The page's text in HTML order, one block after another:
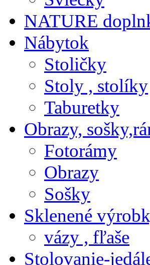
NATURE
Nábytok
Stoličky
Stoly , stolíky
Taburetky
Obrazy,
Fotorámy
Obrazy
Sošky
Sklenené
vázy , fľaše
Stolovanie-